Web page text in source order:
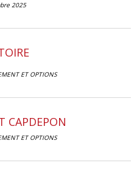
2025
ET OPTIONS
CAPDEPON
ET OPTIONS